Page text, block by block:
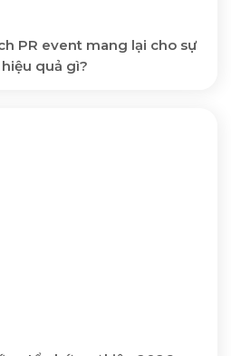
PR event mang lại cho sự
quả gì?